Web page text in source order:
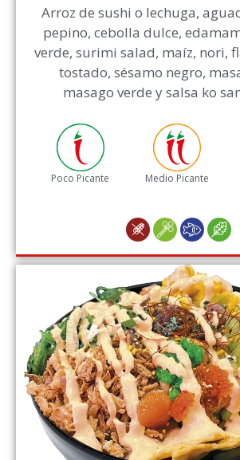
Arroz de sushi o lechuga,
pepino, cebolla dulce,
verde, surimi salad, maíz, nori,
tostado, sésamo negro,
masago verde y salsa ko
Poco Picante Medio Picante